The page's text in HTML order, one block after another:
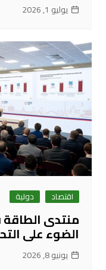
يوليو 1, 2026
اقتصاد دولية
الضوء على
يونيو 8, 2026